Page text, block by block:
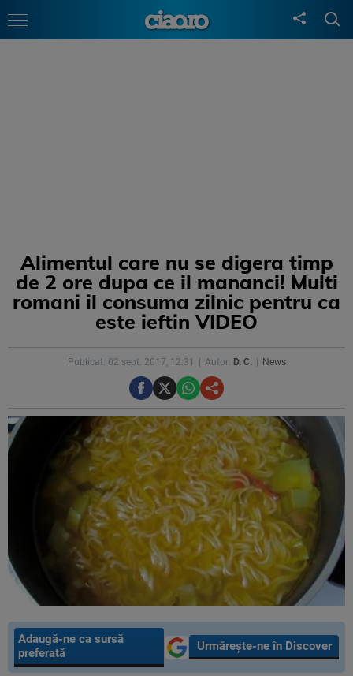
Alimentul care nu se digera timp
de 2 ore dupa ce il mananci! Multi
romani il consuma zilnic pentru ca
este ieftin VIDEO
Publicat: 02 sept. 2017, 12:31 Autor: D. C. News
Adaugă-ne ca sursă
preferată
Urmărește-ne în Discover